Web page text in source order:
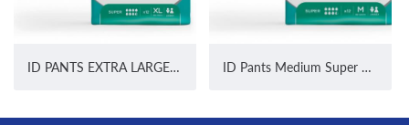
ID PANTS EXTRA LARGE SUPER 12 PIECES ID Pants Medium Super 12 Pièces